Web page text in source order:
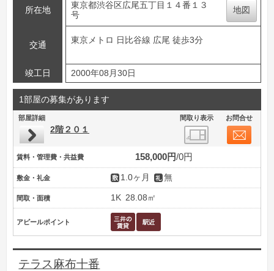
所在地
東京都渋谷区広尾五丁目１４番１３
号
地図
交通
東京メトロ 日比谷線 広尾 徒歩3分
竣工日 2000年08月30日
1部屋の募集があります
部屋詳細 間取り表示 お問合せ
2階２０１
賃料・管理費・共益費 158,000円 0円
敷金・礼金 1.0ヶ月 無
間取・面積 1K 28.08㎡
アピールポイント
テラス麻布十番